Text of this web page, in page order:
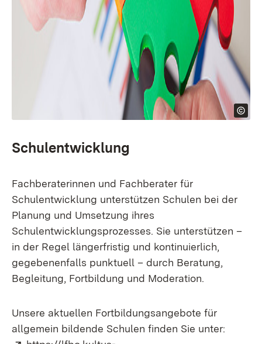
Schulentwicklung
Fachberaterinnen und Fachberater für
Schulentwicklung unterstützen Schulen bei der
Planung und Umsetzung ihres
Schulentwicklungsprozesses. Sie unterstützen –
in der Regel längerfristig und kontinuierlich,
gegebenenfalls punktuell – durch Beratung,
Begleitung, Fortbildung und Moderation.
Unsere aktuellen Fortbildungsangebote für
allgemein bildende Schulen finden Sie unter: